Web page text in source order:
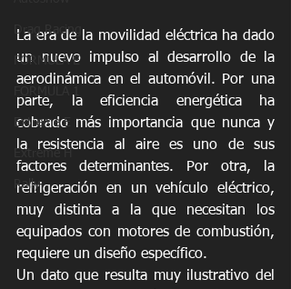
Drag Racing
FORMULA E
FORMULA 1
Extreme E
Rally
La era de la movilidad eléctrica ha dado
un nuevo impulso al desarrollo de la
aerodinámica en el automóvil. Por una
parte, la eficiencia energética ha
cobrado más importancia que nunca y
la resistencia al aire es uno de sus
factores determinantes. Por otra, la
refrigeración en un vehículo eléctrico,
muy distinta a la que necesitan los
equipados con motores de combustión,
requiere un diseño específico.
Un dato que resulta muy ilustrativo del